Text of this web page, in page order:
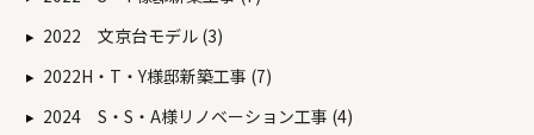
2022 文京台モデル (3)
2022H・T・Y様邸新築工事 (7)
2024 S・S・A様リノベーション工事 (4)